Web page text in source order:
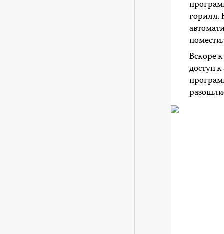
горилл.
Вскоре
доступ